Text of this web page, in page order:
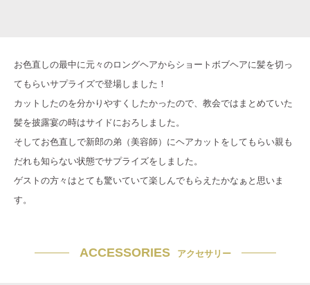
お色直しの最中に元々のロングヘアからショートボブヘアに髪を切っ
てもらいサプライズで登場しました！
カットしたのを分かりやすくしたかったので、教会ではまとめていた
髪を披露宴の時はサイドにおろしました。
そしてお色直しで新郎の弟（美容師）にヘアカットをしてもらい親も
だれも知らない状態でサプライズをしました。
ゲストの方々はとても驚いていて楽しんでもらえたかなぁと思いま
す。
ACCESSORIES アクセサリー